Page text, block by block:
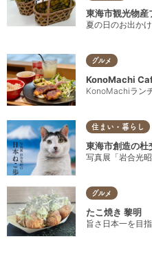
東海市観光物産
夏の日のお出かけ
グルメ
KonoMachi
KonoMachiラン
住まい・暮らし
東海市創造の杜
写真展「岩合光
グルメ
たこ焼き 黎明
旨さ日本一を目